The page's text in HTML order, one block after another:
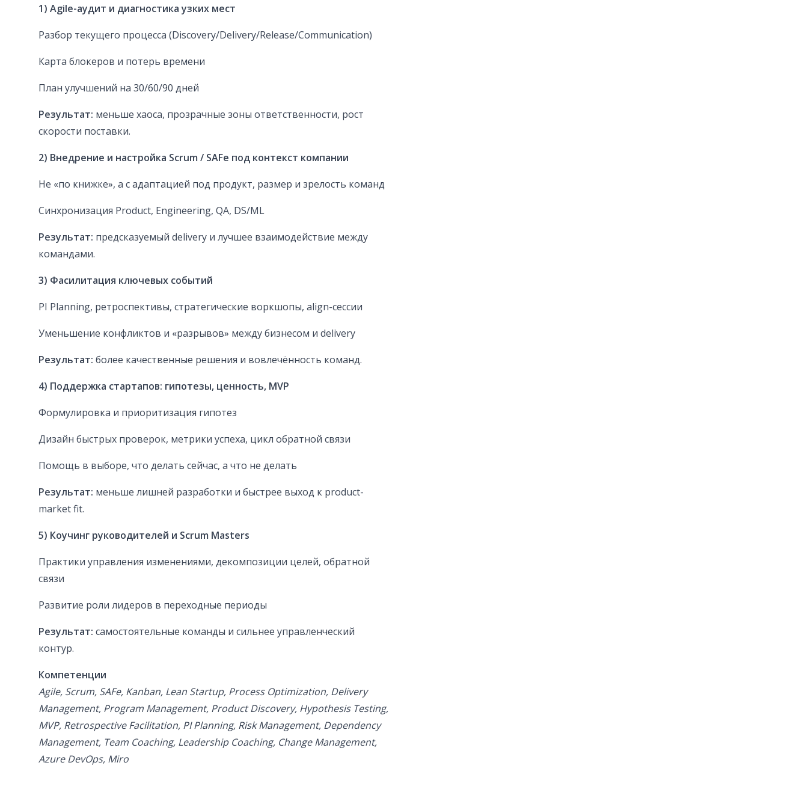
1) Agile-аудит и диагностика узких мест
Разбор текущего процесса (Discovery/Delivery/Release/Communication)
Карта блокеров и потерь времени
План улучшений на 30/60/90 дней
Результат: меньше хаоса, прозрачные зоны ответственности, рост
скорости поставки.
2) Внедрение и настройка Scrum / SAFe под контекст компании
Не «по книжке», а с адаптацией под продукт, размер и зрелость команд
Синхронизация Product, Engineering, QA, DS/ML
Результат: предсказуемый delivery и лучшее взаимодействие между
командами.
3) Фасилитация ключевых событий
PI Planning, ретроспективы, стратегические воркшопы, align-сессии
Уменьшение конфликтов и «разрывов» между бизнесом и delivery
Результат: более качественные решения и вовлечённость команд.
4) Поддержка стартапов: гипотезы, ценность, MVP
Формулировка и приоритизация гипотез
Дизайн быстрых проверок, метрики успеха, цикл обратной связи
Помощь в выборе, что делать сейчас, а что не делать
Результат: меньше лишней разработки и быстрее выход к product-
market fit.
5) Коучинг руководителей и Scrum Masters
Практики управления изменениями, декомпозиции целей, обратной
связи
Развитие роли лидеров в переходные периоды
Результат: самостоятельные команды и сильнее управленческий
контур.
Компетенции
Agile, Scrum, SAFe, Kanban, Lean Startup, Process Optimization, Delivery
Management, Program Management, Product Discovery, Hypothesis Testing,
MVP, Retrospective Facilitation, PI Planning, Risk Management, Dependency
Management, Team Coaching, Leadership Coaching, Change Management,
Azure DevOps, Miro